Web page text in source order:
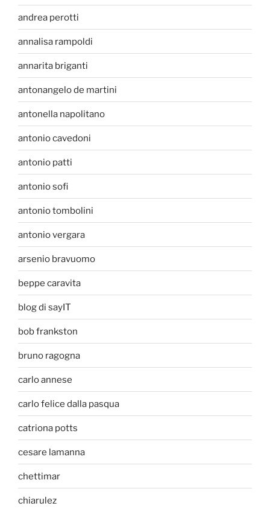
andrea perotti
annalisa rampoldi
annarita briganti
antonangelo de martini
antonella napolitano
antonio cavedoni
antonio patti
antonio sofi
antonio tombolini
antonio vergara
arsenio bravuomo
beppe caravita
blog di sayIT
bob frankston
bruno ragogna
carlo annese
carlo felice dalla pasqua
catriona potts
cesare lamanna
chettimar
chiarulez